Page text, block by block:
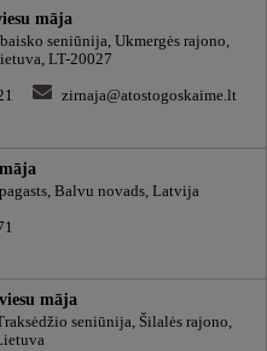
māja
seniūnija, Ukmergės rajono,
LT-20027
zirnaja@atostogoskaime.lt
Balvu novads, Latvija
māja
seniūnija, Šilalės rajono,